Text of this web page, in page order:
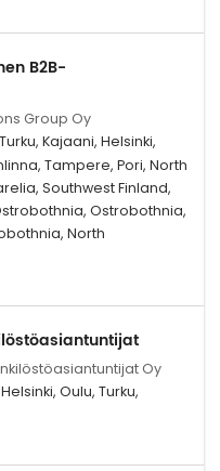
B2B-
Group Oy
Kajaani, Helsinki,
Tampere, Pori, North
Southwest Finland,
Ostrobothnia,
North
Oy
Oulu, Turku,